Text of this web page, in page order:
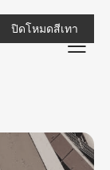
ปิดโหมดสีเทา